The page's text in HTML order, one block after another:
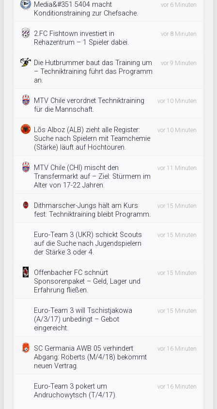
Media&#351 5404 macht
Konditionstraining zur Chefsache.
vor 6 Minuten
2.FC Fishtown investiert in
Rehazentrum – 1 Spieler dabei.
vor 8 Minuten
Die Hutbrummer baut das Training um
– Techniktraining führt das Programm
an.
vor 9 Minuten
MTV Chile verordnet Techniktraining
für die Mannschaft.
vor 10 Minuten
Lõs Alboz (ALB) zieht alle Register:
Suche nach Spielern mit Teamchemie
(Stärke) läuft auf Hochtouren.
vor 10 Minuten
MTV Chile (CHI) mischt den
Transfermarkt auf – Ziel: Stürmern im
Alter von 17-22 Jahren.
vor 11 Minuten
Dithmarscher-Jungs hält am Kurs
fest: Techniktraining bleibt Programm.
vor 15 Minuten
Euro-Team 3 (UKR) schickt Scouts
auf die Suche nach Jugendspielern
der Stärke 3 oder 4.
vor 15 Minuten
Offenbacher FC schnürt
Sponsorenpaket – Geld, Lager und
Erfahrung fließen.
vor 15 Minuten
Euro-Team 3 will Tschistjakowa
(A/3/17) unbedingt – Gebot
eingereicht.
vor 15 Minuten
SC Germania AWB 05 verhindert
Abgang: Roberts (M/4/18) bekommt
neuen Vertrag.
vor 16 Minuten
Euro-Team 3 pokert um
Andruchowytsch (T/4/17).
vor 16 Minuten